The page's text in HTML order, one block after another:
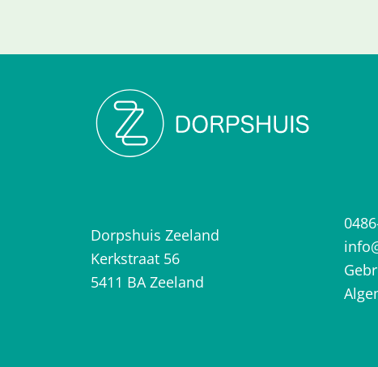
Dorpshuis Zeeland
Kerkstraat 56
5411 BA Zeeland